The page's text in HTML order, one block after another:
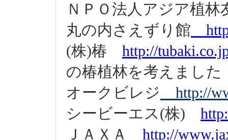
ＮＰＯ法人アジア植林
丸の内さえずり館
(株)椿 http://
の椿植林を考えました
オークビレジ http://
シービーエス(株)
ＪＡＸＡ
http://